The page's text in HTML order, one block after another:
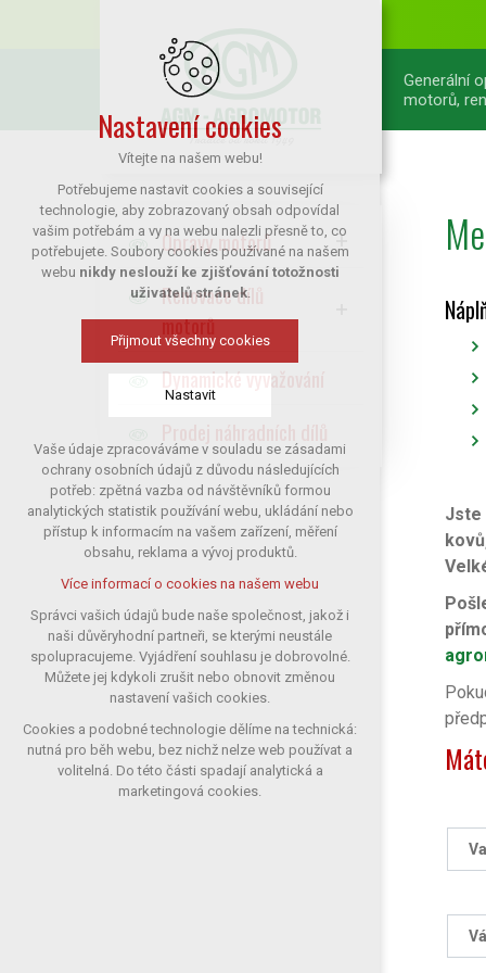
Generální
motorů,
Opravy motorů
Renovace dílů
motorů
Dynamické vyvažování
Jste
Nastavení cookies
Vítejte na našem webu!
Potřebujeme nastavit cookies a související
technologie, aby zobrazovaný obsah odpovídal
vašim potřebám a vy na webu nalezli přesně to, co
potřebujete. Soubory cookies používané na našem
webu nikdy neslouží ke zjišťování totožnosti
uživatelů stránek.
Přijmout všechny cookies
Nastavit
Technická cookies
nutná pro provozování webu
udržení kontextu stránek (session):
případná přihlášení, volby jazyka, apod.
Volitelná cookies
analytická pro anonymizované
vyhodnocení návštěvnosti
marketingová cookies (Google)
Více informací o cookies na našem webu
Přijmout všechny cookies
Odmítnout vše
Vaše údaje zpracováváme v souladu se zásadami
ochrany osobních údajů z důvodu následujících
potřeb: zpětná vazba od návštěvníků formou
analytických statistik používání webu, ukládání nebo
přístup k informacím na vašem zařízení, měření
obsahu, reklama a vývoj produktů.
Více informací o cookies na našem webu
Správci vašich údajů bude naše společnost, jakož i
naši důvěryhodní partneři, se kterými neustále
spolupracujeme. Vyjádření souhlasu je dobrovolné.
Můžete jej kdykoli zrušit nebo obnovit změnou
nastavení vašich cookies.
Cookies a podobné technologie dělíme na technická:
nutná pro běh webu, bez nichž nelze web používat a
volitelná. Do této části spadají analytická a
marketingová cookies.